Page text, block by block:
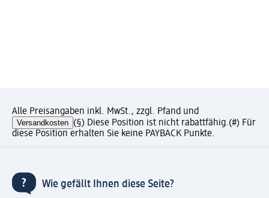
Alle Preisangaben inkl. MwSt., zzgl. Pfand und
Versandkosten (§) Diese Position ist nicht rabattfähig.(#) Für
diese Position erhalten Sie keine PAYBACK Punkte.
Wie gefällt Ihnen diese Seite?